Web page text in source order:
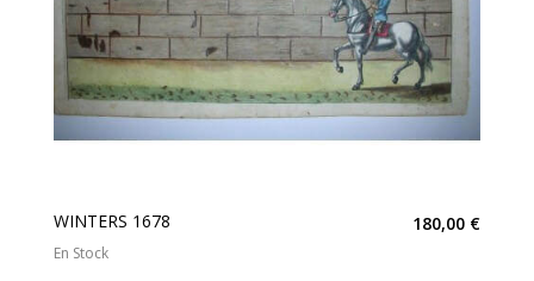
WINTERS 1678 180,00 €
En Stock